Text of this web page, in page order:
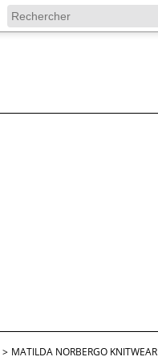
> MATILDA NORBERGO KNITWEAR